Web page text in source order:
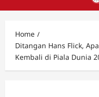
Home
Ditangan Hans Flick,
Kembali di Piala Dunia